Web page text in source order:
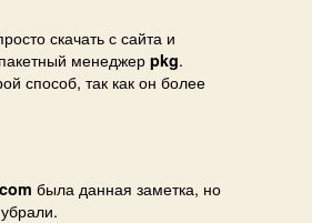
скачать с сайта и
менеджер pkg.
способ, так как он более
была данная заметка, но